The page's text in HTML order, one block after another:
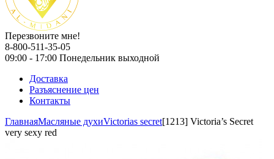
Перезвоните мне!
8-800-511-35-05
09:00 - 17:00 Понедельник выходной
Доставка
Разъяснение цен
Контакты
ГлавнаяМасляные духиVictorias secret[1213] Victoria’s Secret
very sexy red